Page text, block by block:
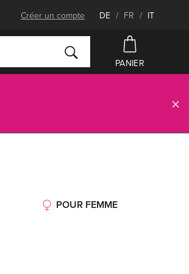
Créer un compte DE / FR / IT
PANIER
POUR FEMME